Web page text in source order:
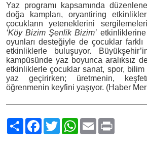
Yaz programı kapsamında
doğa kampları, oryantiring
çocukların yeteneklerini
‘Köy Bizim Şenlik Bizim’
oyunları desteğiyle de çocuklar
etkinliklerle buluşuyor.
kampüsünde yaz boyunca aralıksız
etkinliklerle çocuklar sanat, spor,
yaz geçirirken; üretmenin,
öğrenmenin keyfini yaşıyor. (Haber
PaylaşFacebook
TwitterWhatsApp
EmailPrint